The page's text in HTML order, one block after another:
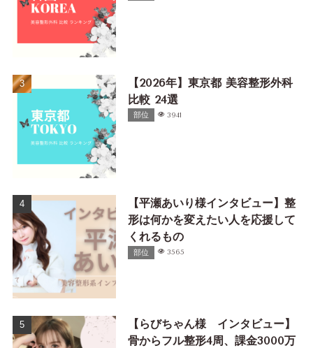
【2026年】東京都 美容整形外科
比較 24選
部位 3941
【平瀬あいり様インタビュー】整
形は何かを変えたい人を応援して
くれるもの
部位 3565
【らびちゃん様 インタビュー】
骨からフル整形4周、課金3000万